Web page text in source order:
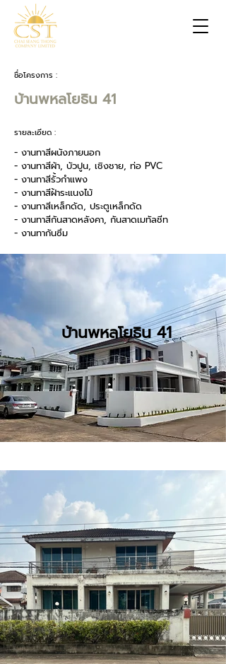
ชื่อโครงการ :
บ้านพหลโยธิน 41
รายละเอียด :
- งานทาสีผนังภายนอก
- งานทาสีผ้า, บัวปูน, เชิงชาย, ท่อ PVC
- งานทาสีรั้วกำแพง
- งานทาสีฝ้าระแนงไม้
- งานทาสีเหล็กดัด, ประตูเหล็กดัด
- งานทาสีกันสาดหลังคา, กันสาดเมทัลชีท
- งานทากันซึม
บ้านพหลโยธิน 41